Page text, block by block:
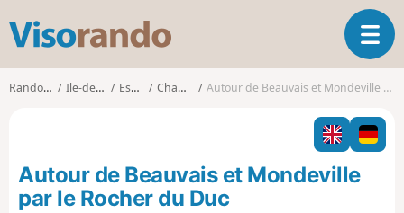
s
o
o
O
u
v
i
r
l
Randonnées Ile-de-France Essonne Champcueil Autour de Beauvais et Mondeville par le Rocher du Duc
Autour de Beauvais et Mondeville
par le Rocher du Duc